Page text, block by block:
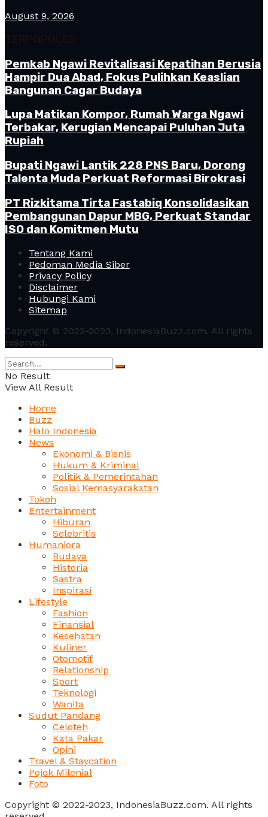
August 9, 2026
TERPOPULER
Pemkab Ngawi Revitalisasi Kepatihan Berusia
Hampir Dua Abad, Fokus Pulihkan Keaslian
Bangunan Cagar Budaya
Lupa Matikan Kompor, Rumah Warga Ngawi
Terbakar, Kerugian Mencapai Puluhan Juta
Rupiah
Bupati Ngawi Lantik 228 PNS Baru, Dorong
Talenta Muda Perkuat Reformasi Birokrasi
PT Rizkitama Tirta Fastabiq Konsolidasikan
Pembangunan Dapur MBG, Perkuat Standar
ISO dan Komitmen Mutu
Tentang Kami
Pedoman Media Siber
Privacy Policy
Disclaimer
Hubungi Kami
Sitemap
Copyright © 2022-2023, IndonesiaBuzz.com. All rights
reserved.
No Result
View All Result
Home
Buzz
Halo Indonesia
News
Ekonomi & Bisnis
Hukum & Kriminal
Politik & Pemerintahan
Sosial Kemasyarakatan
Tokoh
Entertainment
Hiburan
Selebritis
Humaniora
Budaya
Historia
Sastra
Inspirasi
Lifestyle
Fashion
Finansial
Kesehatan
Kuliner
Otomotif
Relationship
Sport
Teknologi
Wanita
Sudut Pandang
Celoteh
Kata Pakar
Opini
Travel & Staycation
Pojok Milenial
Foto
Copyright © 2022-2023, IndonesiaBuzz.com. All rights